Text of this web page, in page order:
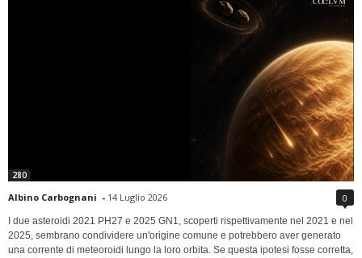
280
Albino Carbognani - 14 Luglio 2026 0
I due asteroidi 2021 PH27 e 2025 GN1, scoperti rispettivamente nel 2021 e nel
2025, sembrano condividere un'origine comune e potrebbero aver generato
una corrente di meteoroidi lungo la loro orbita. Se questa ipotesi fosse corretta,